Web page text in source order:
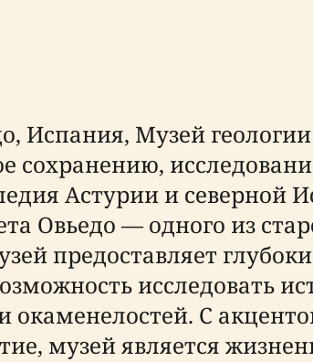
Испания, Музей
сохранению,
Астурии и северной
Овьедо — одного из
предоставляет
исследовать
С
музей является